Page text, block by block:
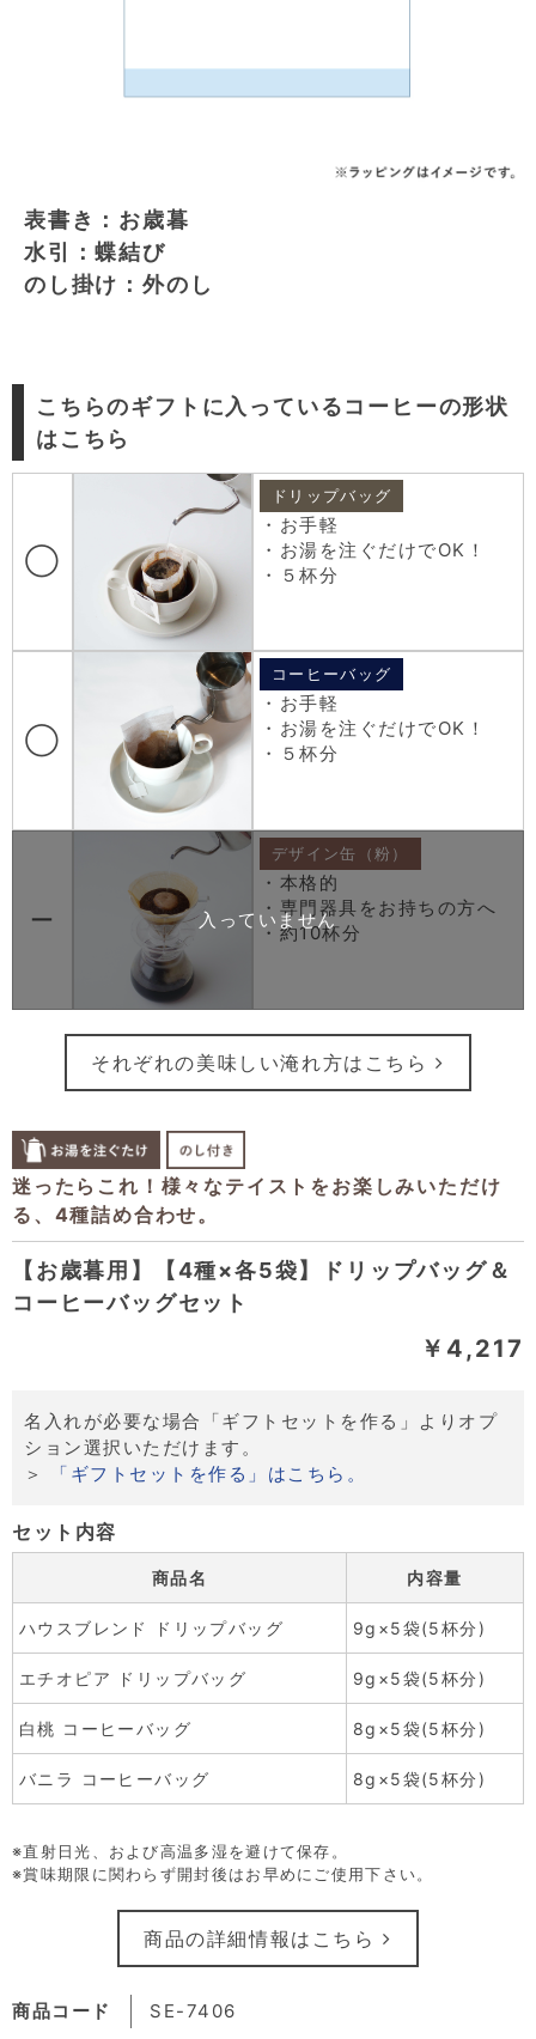
【お歳暮用】【4種×各5袋】ドリップバッグ＆
コーヒーバッグセット
￥4,217
商品コード SE-7406
名入れが必要な場合「ギフトセットを作る」よりオプ
ション選択いただけます。
＞
「ギフトセットを作る」はこちら。
セット内容
商品名 内容量
ハウスブレンド ドリップバッグ 9g×5袋(5杯分)
エチオピア ドリップバッグ 9g×5袋(5杯分)
白桃 コーヒーバッグ 8g×5袋(5杯分)
バニラ コーヒーバッグ 8g×5袋(5杯分)
※直射日光、および高温多湿を避けて保存。
※賞味期限に関わらず開封後はお早めにご使用下さい。
商品の詳細情報はこちら
表書き：お歳暮
水引：蝶結び
のし掛け：外のし
こちらのギフトに入っているコーヒーの形状
はこちら
◯
ドリップバッグ
・お手軽
・お湯を注ぐだけでOK！
・５杯分
◯
コーヒーバッグ
・お手軽
・お湯を注ぐだけでOK！
・５杯分
ー
デザイン缶（粉）
・本格的
・専門器具をお持ちの方へ
・約10杯分
それぞれの美味しい淹れ方はこちら